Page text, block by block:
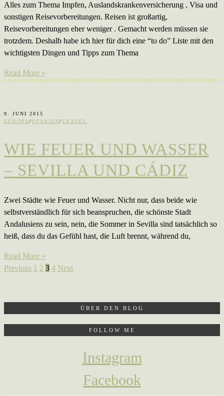
Alles zum Thema Impfen, Auslandskrankenversicherung , Visa und
sonstigen Reisevorbereitungen. Reisen ist großartig,
Reisevorbereitungen eher weniger . Gemacht werden müssen sie
trotzdem. Deshalb habe ich hier für dich eine “to do” Liste mit den
wichtigsten Dingen und Tipps zum Thema
Read More »
9. JUNI 2015
EUROPA/SPANIEN/TRAVEL
WIE FEUER UND WASSER
– SEVILLA UND CÁDIZ
Zwei Städte wie Feuer und Wasser. Nicht nur, dass beide wie
selbstverständlich für sich beanspruchen, die schönste Stadt
Andalusiens zu sein, nein, die Sommer in Sevilla sind tatsächlich so
heiß, dass du das Gefühl hast, die Luft brennt, während du,
Read More »
Previous 1 2 3 4 Next
ÜBER DEN BLOG
FOLLOW ME
Instagram
Facebook